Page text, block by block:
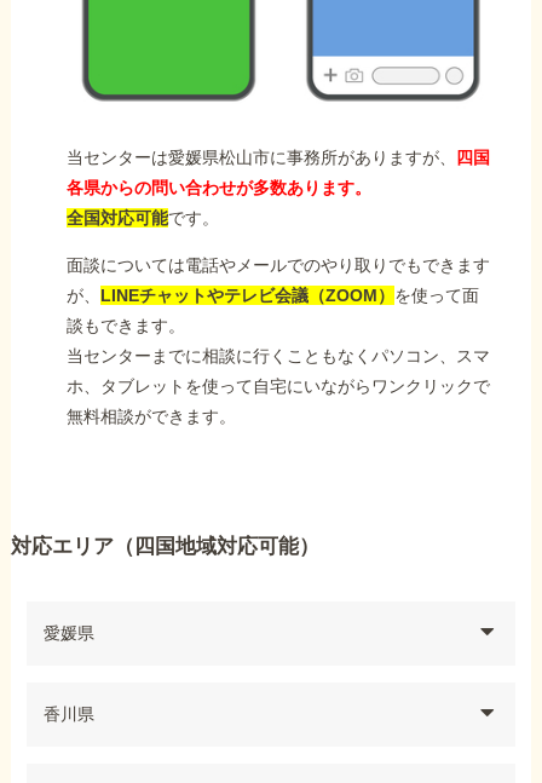
当センターは愛媛県松山市に事務所がありますが、
四国
各県からの問い合わせが多数あります。
全国対応可能です。
面談については電話やメールでのやり取りでもできます
が、 LINEチャットやテレビ会議（ZOOM） を使って面
談もできます。
当センターまでに相談に行くこともなくパソコン、スマ
ホ、タブレットを使って自宅にいながらワンクリックで
無料相談ができます。
対応エリア（四国地域対応可能）
愛媛県
香川県